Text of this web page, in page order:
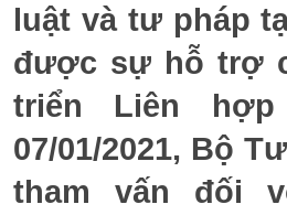
luật và tư pháp
được sự hỗ trợ
triển Liên hợp
07/01/2021, Bộ
tham vấn đối